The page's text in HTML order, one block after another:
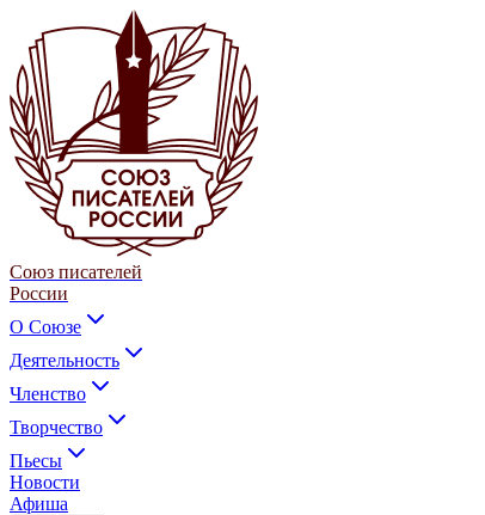
Союз писателей
России
О Союзе
Деятельность
Членство
Творчество
Пьесы
Новости
Афиша